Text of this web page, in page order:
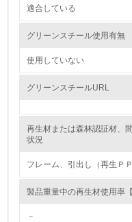
環境取り組み体制と成果を
適合している
グリーンスチール使用有無
使用していない
グリーンスチールURL
再生材または森林認証材、
状況
フレーム、引出し（再生Ｐ
製品重量中の再生材使用率【
－